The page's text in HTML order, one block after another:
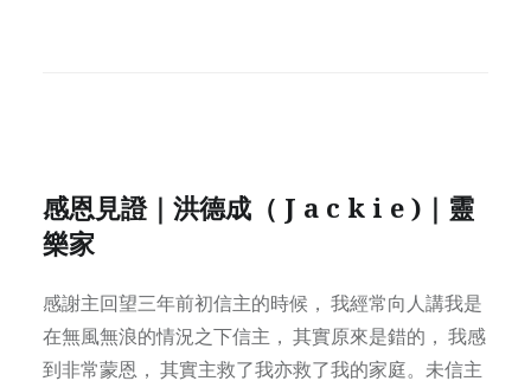
感恩見證｜洪德成（ J a c k i e )｜靈
樂家
感謝主回望三年前初信主的時候， 我經常向人講我是
在無風無浪的情況之下信主， 其實原來是錯的， 我感
到非常蒙恩， 其實主救了我亦救了我的家庭。未信主